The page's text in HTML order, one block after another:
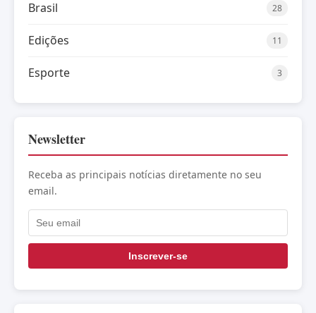
Brasil 28
Edições 11
Esporte 3
Newsletter
Receba as principais notícias diretamente no seu
email.
Inscrever-se